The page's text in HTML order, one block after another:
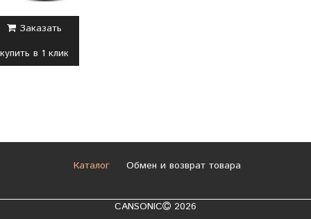
Заказать
купить в 1 клик
Каталог Обмен и возврат товара
CANSONIC 2026